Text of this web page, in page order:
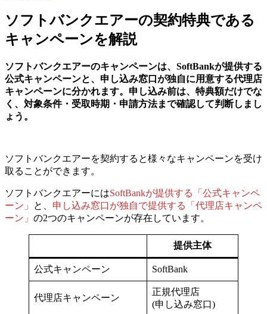
ソフトバンクエアーの契約特典である
キャンペーンを解説
ソフトバンクエアーのキャンペーンは、SoftBankが提供する
公式キャンペーンと、申し込み窓口が独自に用意する代理店
キャンペーンに分かれます。申し込み前は、特典額だけでな
く、対象条件・受取時期・申請方法まで確認して判断しまし
ょう。
ソフトバンクエアーを契約すると様々なキャンペーンを受け
取ることができます。
ソフトバンクエアーにはSoftBankが提供する「公式キャンペ
ーン」
と、 申し込み窓口が独自で提供する「代理店キャンペ
ーン」 の2つのキャンペーンが存在しています。
提供主体
公式キャンペーン SoftBank
代理店キャンペーン
正規代理店
(申し込み窓口)